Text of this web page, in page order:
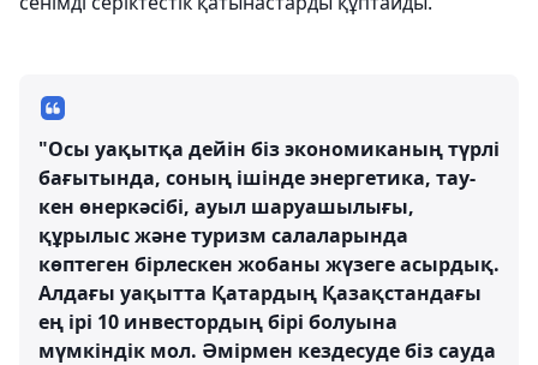
"Осы уақытқа дейін біз экономиканың түрлі
бағытында, соның ішінде энергетика, тау-
кен өнеркәсібі, ауыл шаруашылығы,
құрылыс және туризм салаларында
көптеген бірлескен жобаны жүзеге асырдық.
Алдағы уақытта Қатардың Қазақстандағы
ең ірі 10 инвестордың бірі болуына
мүмкіндік мол. Әмірмен кездесуде біз сауда